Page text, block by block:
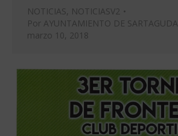
NOTICIAS, NOTICIASV2
Por AYUNTAMIENTO DE SARTAGUDA
marzo 10, 2018